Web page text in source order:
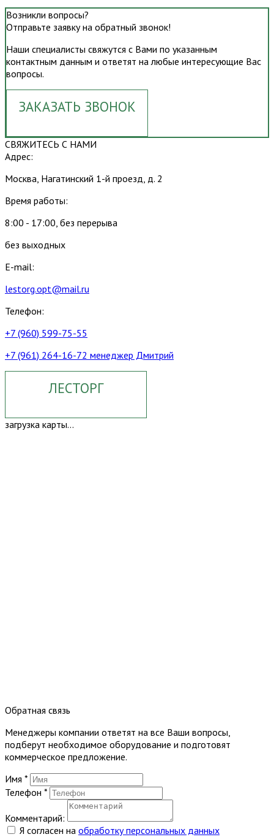
Возникли вопросы?
Отправьте заявку на обратный звонок!
Наши специалисты свяжутся с Вами по указанным
контактным данным и ответят на любые интересующие Вас
вопросы.
ЗАКАЗАТЬ ЗВОНОК
СВЯЖИТЕСЬ С НАМИ
Адрес:
Москва, Нагатинский 1-й проезд, д. 2
Время работы:
8:00 - 17:00, без перерыва
без выходных
E-mail:
lestorg.opt@mail.ru
Телефон:
+7 (960) 599-75-55
+7 (961) 264-16-72 менеджер Дмитрий
ЛЕСТОРГ
загрузка карты...
Обратная связь
Менеджеры компании ответят на все Ваши вопросы,
подберут необходимое оборудование и подготовят
коммерческое предложение.
Имя *
Телефон *
Комментарий:
Я согласен на обработку персональных данных